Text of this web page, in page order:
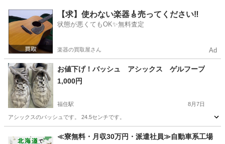
北海道 札幌市 福住駅 ゴルフ 新品
【求】使わない楽器🎸売ってください‼️
状態が悪くてもOK✨無料査定
楽器の買取屋さん Ad
お値下げ！バッシュ アシックス ゲルフープ
1,000円
福住駅 8月7日
アシックスのバッシュです。 24.5センチです。
福住駅 バスケットボール バッシュ
≪寮無料・月収30万円・派遣社員≫自動車系工場